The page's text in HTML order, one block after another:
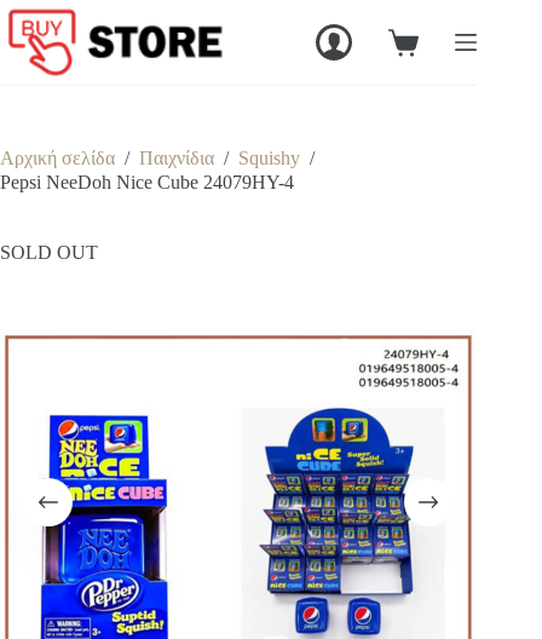
Μετάβαση
στο
περιεχόμενο
Καλάθι
Αρχική σελίδα / Παιχνίδια / Squishy /
Pepsi NeeDoh Nice Cube 24079HY-4
SOLD OUT